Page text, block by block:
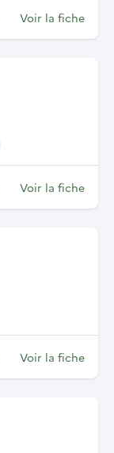
Voir la fiche
Voir la fiche
Voir la fiche